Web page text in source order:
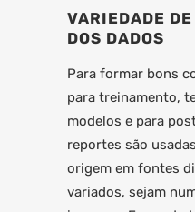
VARIEDADE
DOS DADOS
Para formar bons
para treinamento,
modelos e para
reportes são
origem em fontes
variados, sejam